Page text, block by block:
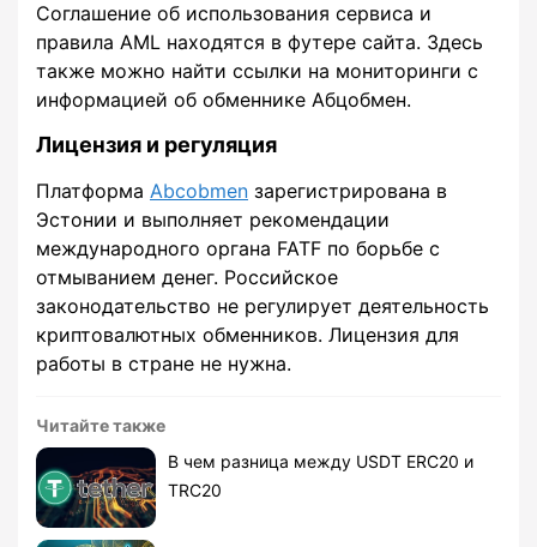
Соглашение об использования сервиса и
правила AML находятся в футере сайта. Здесь
также можно найти ссылки на мониторинги с
информацией об обменнике Абцобмен.
Лицензия и регуляция
Платформа Abcobmen зарегистрирована в
Эстонии и выполняет рекомендации
международного органа FATF по борьбе с
отмыванием денег. Российское
законодательство не регулирует деятельность
криптовалютных обменников. Лицензия для
работы в стране не нужна.
Читайте также
В чем разница между USDT ERC20 и
TRC20